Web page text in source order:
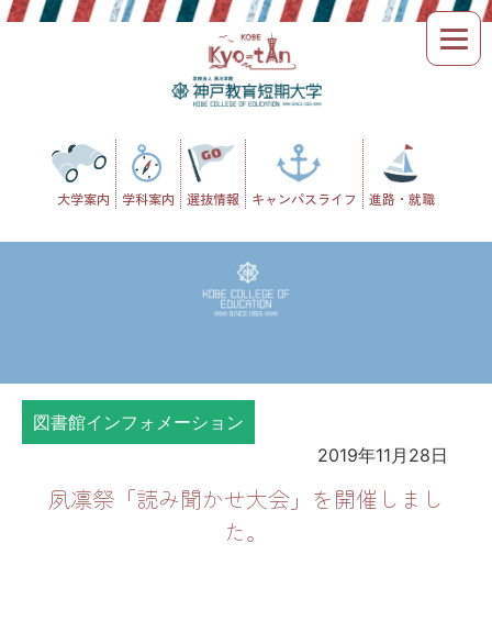
Skip
to
大学案内 学科案内 選抜情報 キャンパスライフ 進路・就職
図書館インフォメーション
2019年11月28日
夙凛祭「読み聞かせ大会」を開催しまし
た。